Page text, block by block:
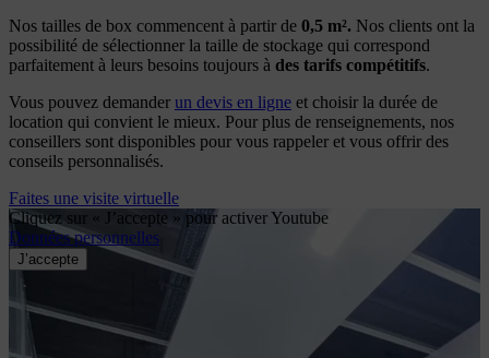
Nos tailles de box commencent à partir de 0,5 m². Nos clients ont la
possibilité de sélectionner la taille de stockage qui correspond
parfaitement à leurs besoins toujours à des tarifs compétitifs.
Vous pouvez demander un devis en ligne et choisir la durée de
location qui convient le mieux. Pour plus de renseignements, nos
conseillers sont disponibles pour vous rappeler et vous offrir des
conseils personnalisés.
Faites une visite virtuelle
Cliquez sur « J’accepte » pour activer Youtube
Données personnelles
J’accepte